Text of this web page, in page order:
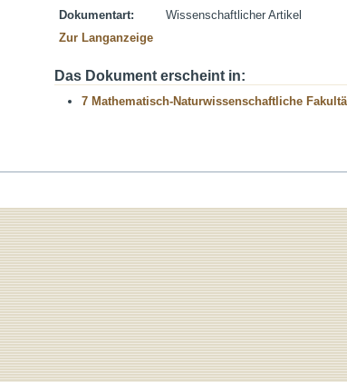
Dokumentart:
Wissenschaftlicher Artikel
Zur Langanzeige
Das Dokument erscheint in:
7 Mathematisch-Naturwissenschaftliche